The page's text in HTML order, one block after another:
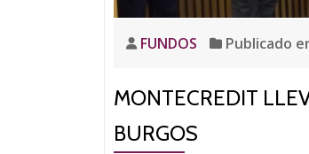
FUNDOS Publicado
MONTECREDIT
BURGOS